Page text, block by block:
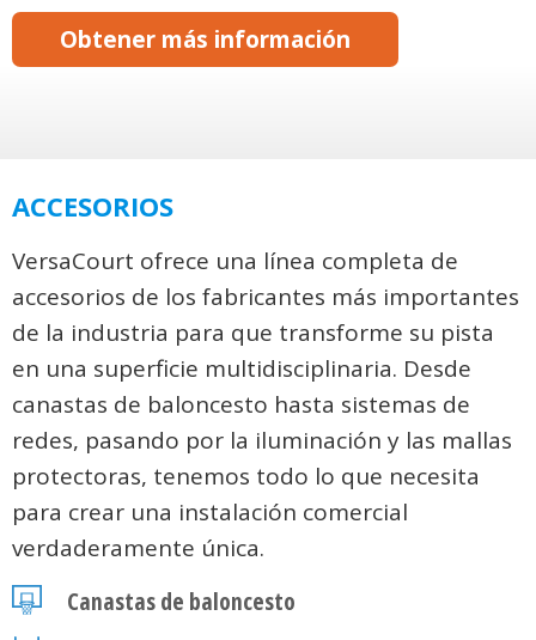
Obtener más información
ACCESORIOS
VersaCourt ofrece una línea completa de
accesorios de los fabricantes más importantes
de la industria para que transforme su pista
en una superficie multidisciplinaria. Desde
canastas de baloncesto hasta sistemas de
redes, pasando por la iluminación y las mallas
protectoras, tenemos todo lo que necesita
para crear una instalación comercial
verdaderamente única.
Canastas de baloncesto